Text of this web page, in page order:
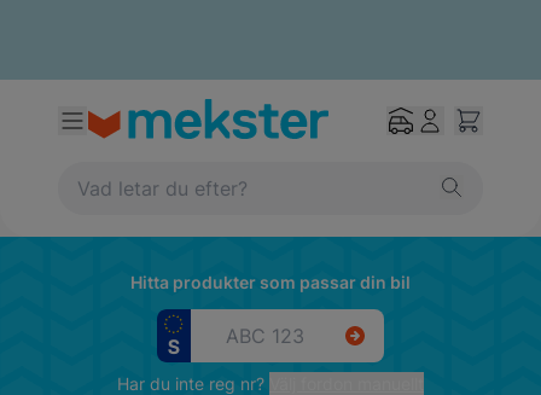
Hitta produkter som passar din bil
Har du inte reg nr?